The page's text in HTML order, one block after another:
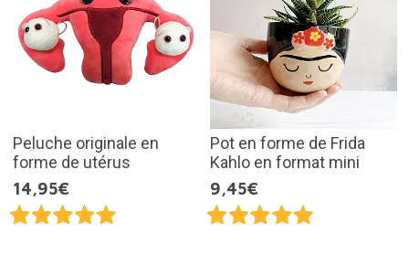
Peluche originale en
forme de utérus
14,95€
Pot en forme de Frida
Kahlo en format mini
9,45€